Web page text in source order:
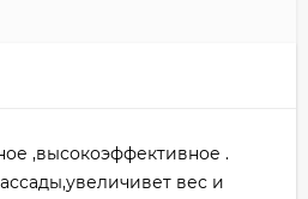
,высокоэффективное .
вес и